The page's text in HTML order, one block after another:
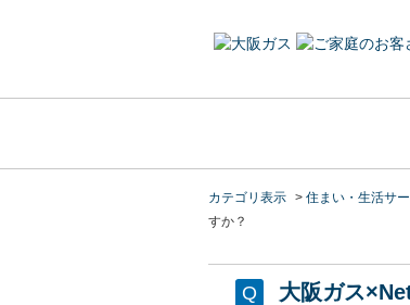
カテゴリ表示 > 住まい・生活サ
すか？
大阪ガス